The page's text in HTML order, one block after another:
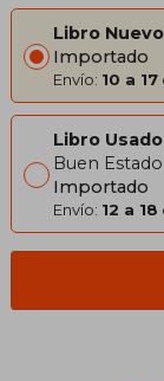
Libro Nuevo
Importado
Envío: 10 a 17
Libro Usado
Buen Estado
Importado
Envío: 12 a 18